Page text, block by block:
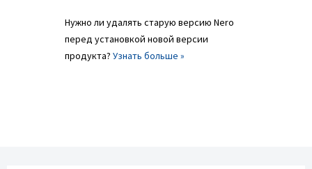
Нужно ли удалять старую версию Nero
перед установкой новой версии
продукта? Узнать больше »